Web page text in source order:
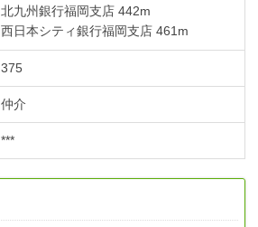
北九州銀行福岡支店 442m
西日本シティ銀行福岡支店 461m
375
仲介
***